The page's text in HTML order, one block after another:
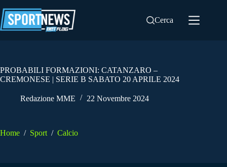
al
contenuto
Cerca
PROBABILI FORMAZIONI: CATANZARO –
CREMONESE | SERIE B SABATO 20 APRILE 2024
Redazione MME 22 Novembre 2024
Home / Sport / Calcio